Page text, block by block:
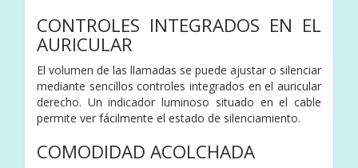
CONTROLES INTEGRADOS EN EL
AURICULAR
El volumen de las llamadas se puede ajustar o silenciar
mediante sencillos controles integrados en el auricular
derecho. Un indicador luminoso situado en el cable
permite ver fácilmente el estado de silenciamiento.
COMODIDAD ACOLCHADA